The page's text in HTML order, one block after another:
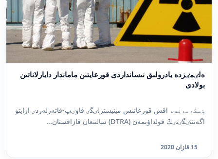
ەلٸمٸزدە يادرولىق نىسانداردى قورعايتىن ماماندار دايارلاناتىن
بولادى
ٶسكەمەندە اقش قورعانىس مينيسترلٸگٸ قاۋٸپ-قاتەرلەردٸ ازايتۋ
اگەنتتٸگٸنٸڭ قولداۋىمەن (DTRA) سالىنعان قازاقستان...
15 قازان 2020